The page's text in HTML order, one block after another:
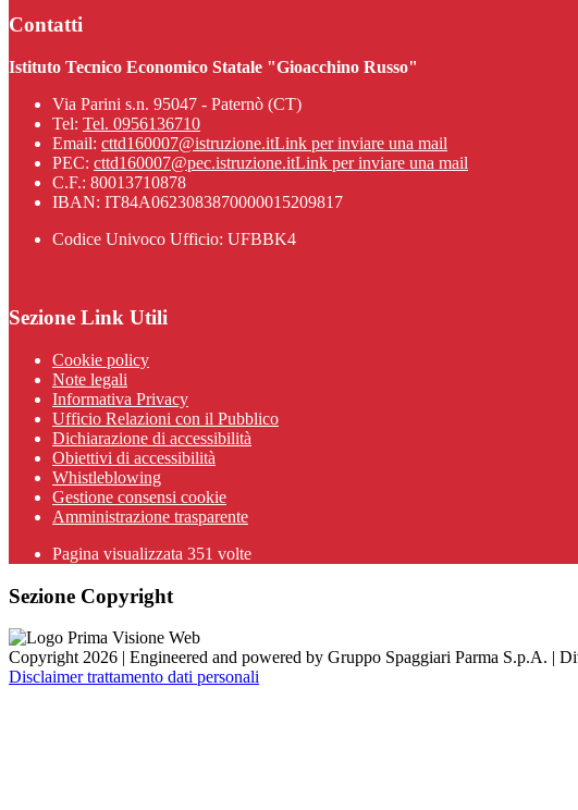
Contatti
Istituto Tecnico Economico Statale "Gioacchino Russo"
Via Parini s.n. 95047 - Paternò (CT)
Tel: Tel. 0956136710
Email: cttd160007@istruzione.itLink per inviare una mail
PEC: cttd160007@pec.istruzione.itLink per inviare una mail
C.F.: 80013710878
IBAN: IT84A0623083870000015209817
Codice Univoco Ufficio: UFBBK4
Sezione Link Utili
Cookie policy
Note legali
Informativa Privacy
Ufficio Relazioni con il Pubblico
Dichiarazione di accessibilità
Obiettivi di accessibilità
Whistleblowing
Gestione consensi cookie
Amministrazione trasparente
Pagina visualizzata 351 volte
Sezione Copyright
Copyright 2026 | Engineered and powered by Gruppo Spaggiari Parma S.p.A. |
Disclaimer trattamento dati personali